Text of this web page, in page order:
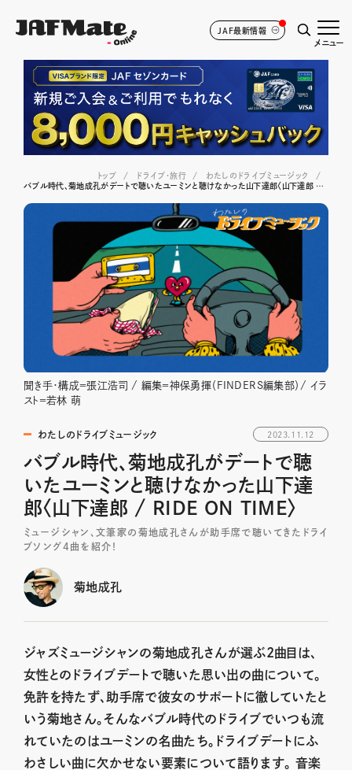
JAF最新情報
メニュー
トップ ドライブ･旅行
わたしのドライブミュージック
バブル時代、菊地成孔がデートで聴いたユーミンと聴けなかった山下達郎〈山下達郎 / RIDE ON TIME〉
聞き手・構成＝張江浩司 / 編集＝神保勇揮（FINDERS編集部）/ イラ
スト＝若林 萌
わたしのドライブミュージック 2023.11.12
バブル時代、菊地成孔がデートで聴
いたユーミンと聴けなかった山下達
郎〈山下達郎 / RIDE ON TIME〉
ミュージシャン、文筆家の菊地成孔さんが助手席で聴いてきたドライ
ブソング4曲を紹介！
菊地成孔
ジャズミュージシャンの菊地成孔さんが選ぶ2曲目は、
女性とのドライブデートで聴いた思い出の曲について。
免許を持たず、助手席で彼女のサポートに徹していたと
いう菊地さん。そんなバブル時代のドライブでいつも流
れていたのはユーミンの名曲たち。ドライブデートにふ
わさしい曲に欠かせない要素について語ります。 音楽